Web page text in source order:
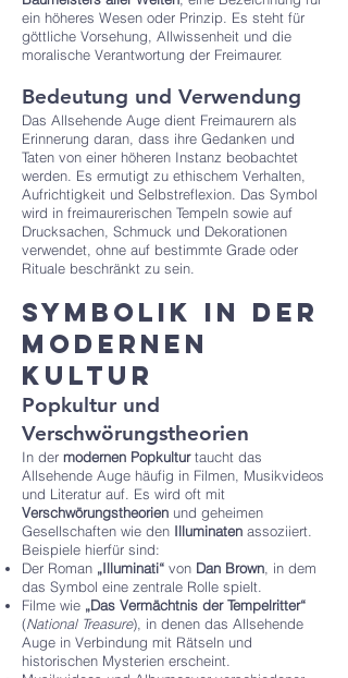
ein höheres Wesen oder Prinzip. Es steht für
göttliche Vorsehung, Allwissenheit und die
moralische Verantwortung der Freimaurer.
Bedeutung und Verwendung
Das Allsehende Auge dient Freimaurern als
Erinnerung daran, dass ihre Gedanken und
Taten von einer höheren Instanz beobachtet
werden. Es ermutigt zu ethischem Verhalten,
Aufrichtigkeit und Selbstreflexion. Das Symbol
wird in freimaurerischen Tempeln sowie auf
Drucksachen, Schmuck und Dekorationen
verwendet, ohne auf bestimmte Grade oder
Rituale beschränkt zu sein.
Symbolik in der
modernen
Kultur
Popkultur und
Verschwörungstheorien
In der modernen Popkulturtaucht das
Allsehende Auge häufig in Filmen, Musikvideos
und Literatur auf. Es wird oft mit
Verschwörungstheorien und geheimen
Gesellschaften wie den Illuminaten assoziiert.
Beispiele hierfür sind:
Der Roman „Illuminati“ von Dan Brown , in dem
das Symbol eine zentrale Rolle spielt.
Filme wie „Das Vermächtnis der Tempelritter“
(National Treasure), in denen das Allsehende
Auge in Verbindung mit Rätseln und
historischen Mysterien erscheint.